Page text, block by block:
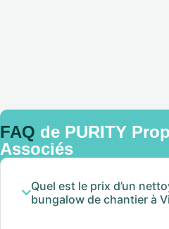
FAQ de PURITY
Associés
Quel est le prix d’un
bungalow de chantier à